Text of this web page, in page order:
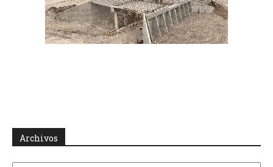
Archivos
Archivos